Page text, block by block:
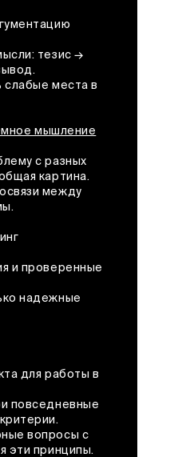
тезис →
слабые места в
мышление
с разных
картина.
между
и проверенные
надежные
для работы в
повседневные
вопросы с
эти принципы.